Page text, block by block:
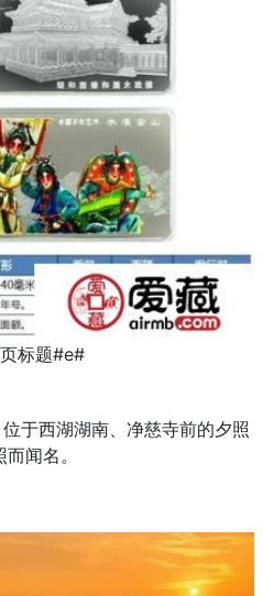
标题#e#
于西湖湖南、净慈寺前的夕照
闻名。